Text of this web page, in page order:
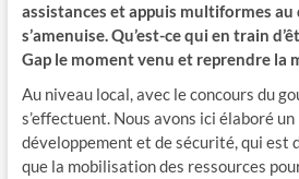
assistances et appuis multiformes
s’amenuise. Qu’est-ce qui en train
Gap le moment venu et reprendre la
Au niveau local, avec le concours du
s’effectuent. Nous avons ici élaboré
développement et de sécurité, qui est
que la mobilisation des ressources